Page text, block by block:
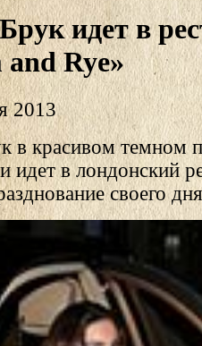
идет в
and Rye»
2013
в красивом темном
идет в лондонский
своего